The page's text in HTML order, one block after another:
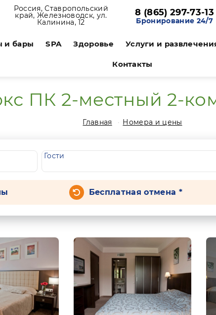
Россия, Ставропольский
край, Железноводск, ул.
Калинина, 12
8 (865) 297-73-13
Бронирование 24/7
и бары SPA Здоровье Услуги и
Контакты
ПК 2-местный 2-
Главная Номера и цены
Гости
Бесплатная отмена *